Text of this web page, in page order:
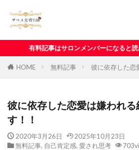
ンバーになると読み放題です！
HOME 無料記事 彼に依存した恋
彼に依存した恋愛は嫌われる
す！！
2020年3月26日
2025年10月23日
無料記事, 自己肯定感, 愛され思考